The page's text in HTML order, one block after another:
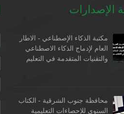
الإصدارات
مكتبة الذكاء الإصطناعي - الاطار
العام لإدماج الذكاء الاصطناعي
والتقنيات المتقدمة في التعليم
محافظة جنوب الشرقية - الكتاب
السنوي للإحصاءات التعليمية